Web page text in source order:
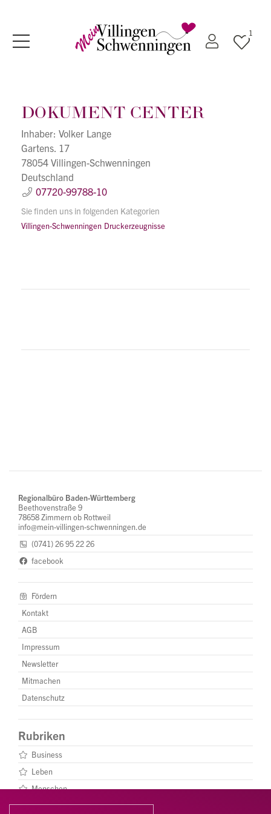
1
DOKUMENT CENTER
Inhaber: Volker Lange
Gartens. 17
78054 Villingen-Schwenningen
Deutschland
07720-99788-10
Sie finden uns in folgenden Kategorien
Villingen-Schwenningen Druckerzeugnisse
Regionalbüro Baden-Württemberg
Beethovenstraße 9
78658 Zimmern ob Rottweil
info@mein-villingen-schwenningen.de
(0741) 26 95 22 26
facebook
Fördern
Kontakt
AGB
Impressum
Newsletter
Mitmachen
Datenschutz
Rubriken
Business
Leben
Menschen